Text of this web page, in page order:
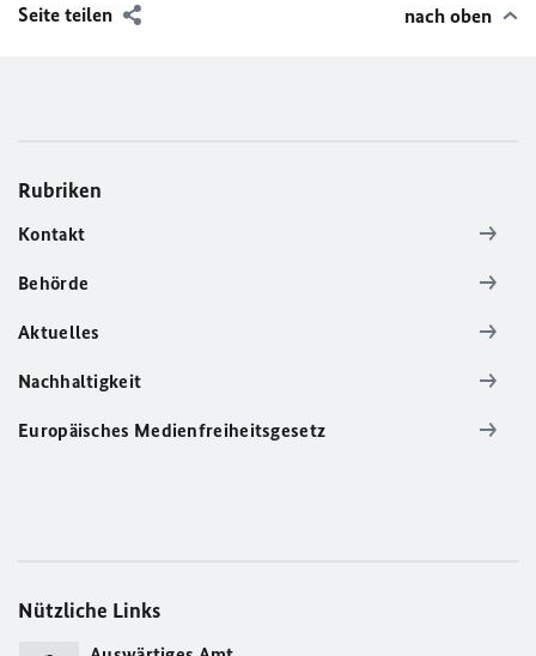
Seite teilen nach oben
Rubriken
Kontakt
Behörde
Aktuelles
Nachhaltigkeit
Europäisches Medienfreiheitsgesetz
Nützliche Links